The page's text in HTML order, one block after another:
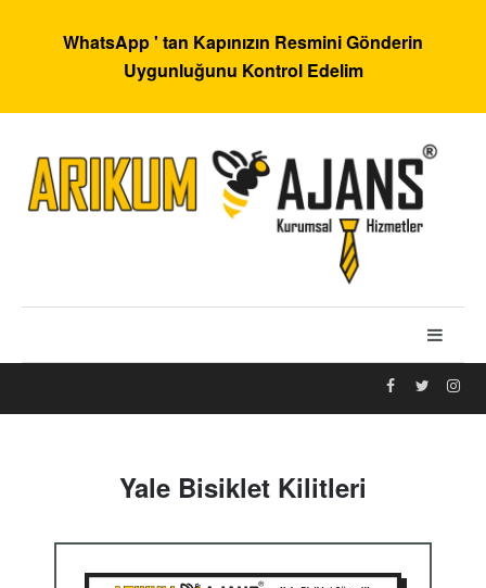
WhatsApp ' tan Kapınızın Resmini Gönderin
Uygunluğunu Kontrol Edelim
Yale Bisiklet Kilitleri